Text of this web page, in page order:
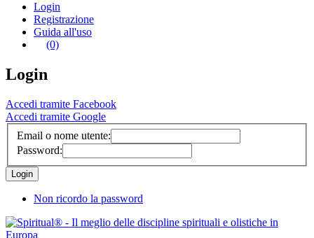
Login
Registrazione
Guida all'uso
(0)
Login
Accedi tramite Facebook
Accedi tramite Google
Email o nome utente:
Password:
Non ricordo la password